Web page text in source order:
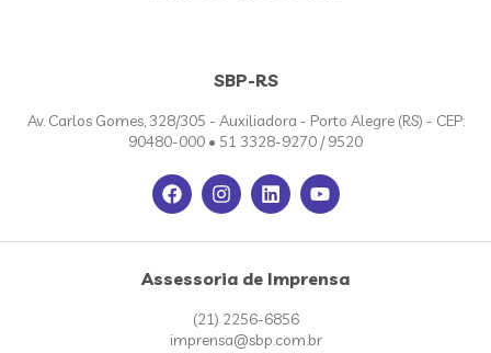
SBP-RS
Av. Carlos Gomes, 328/305 - Auxiliadora - Porto Alegre (RS) - CEP:
90480-000 • 51 3328-9270 / 9520
Assessoria de Imprensa
(21) 2256-6856
imprensa@sbp.com.br